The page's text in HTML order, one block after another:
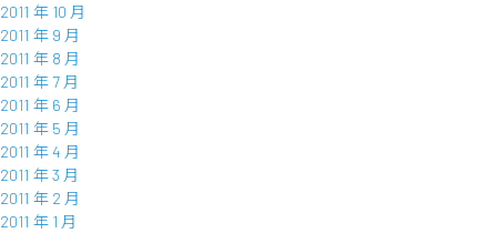
2011 年 10 月
2011 年 9 月
2011 年 8 月
2011 年 7 月
2011 年 6 月
2011 年 5 月
2011 年 4 月
2011 年 3 月
2011 年 2 月
2011 年 1 月